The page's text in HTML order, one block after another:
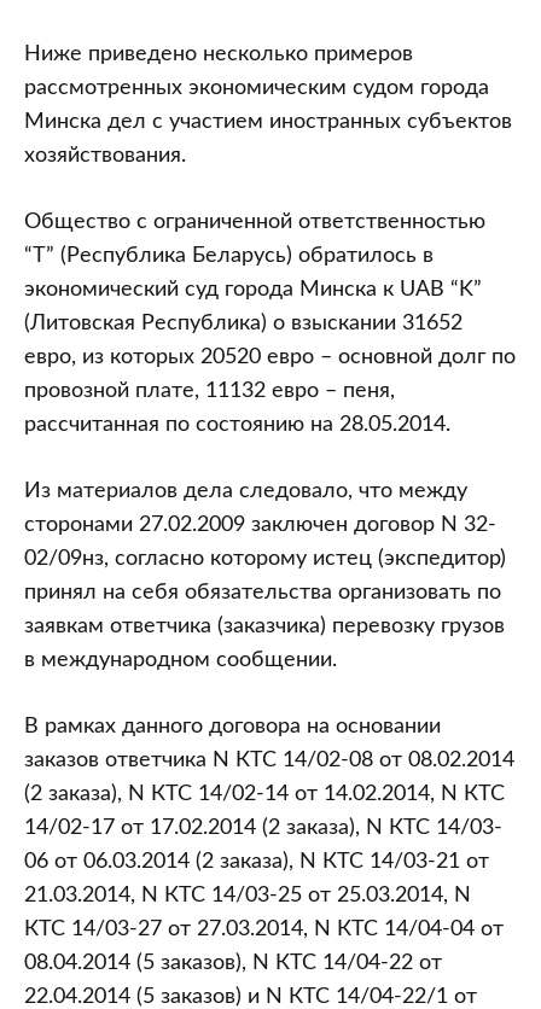
Ниже приведено несколько примеров
рассмотренных экономическим судом города
Минска дел с участием иностранных субъектов
хозяйствования.
Общество с ограниченной ответственностью
“Т” (Республика Беларусь) обратилось в
экономический суд города Минска к UAB “K”
(Литовская Республика) о взыскании 31652
евро, из которых 20520 евро – основной долг по
провозной плате, 11132 евро – пеня,
рассчитанная по состоянию на 28.05.2014.
Из материалов дела следовало, что между
сторонами 27.02.2009 заключен договор N 32-
02/09нз, согласно которому истец (экспедитор)
принял на себя обязательства организовать по
заявкам ответчика (заказчика) перевозку грузов
в международном сообщении.
В рамках данного договора на основании
заказов ответчика N КТС 14/02-08 от 08.02.2014
(2 заказа), N КТС 14/02-14 от 14.02.2014, N КТС
14/02-17 от 17.02.2014 (2 заказа), N КТС 14/03-
06 от 06.03.2014 (2 заказа), N КТС 14/03-21 от
21.03.2014, N КТС 14/03-25 от 25.03.2014, N
КТС 14/03-27 от 27.03.2014, N КТС 14/04-04 от
08.04.2014 (5 заказов), N КТС 14/04-22 от
22.04.2014 (5 заказов) и N КТС 14/04-22/1 от